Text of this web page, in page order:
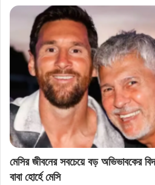
মেসির জীবনের সবচেয়ে বড় অভিভাবকের
বাবা হোর্হে মেসি